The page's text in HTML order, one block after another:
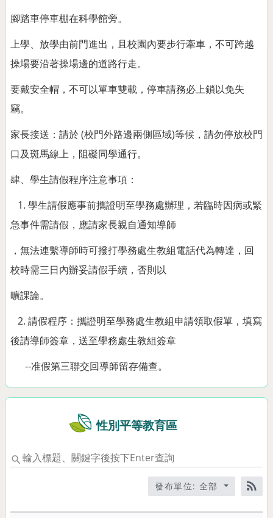
腳踏車停車棚在科學館旁。
上學、放學由前門進出，且校園內要步行牽車，不可跨越
操場要沿著操場邊的道路行走。
要戴安全帽，不可以單車雙載，停車請務必上鎖以免失
竊。
家長接送：請於 (校門外路邊兩側區域)等候，請勿停放校門
口及斑馬線上，阻礙同學通行。
肆、學生請假程序注意事項：
1. 學生請假應事前攜證明至學務處辦理，若臨時因病或緊
急事件需請假，應請家長親自通知導師
，無法連繫導師時可撥打學務處生教組電話代為轉達，回
校時需三日內辦妥請假手續，否則以
曠課論。
2. 請假程序：攜證明至學務處生教組申請領取假單，填寫
後請導師簽章，送至學務處生教組簽章
--准假第三聯交回導師留存備查。
性別平等教育區
輸
入
關
發布單位: 全部
RSS